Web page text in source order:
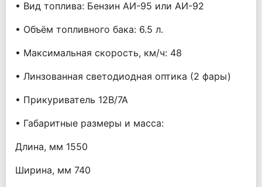
• Вид топлива: Бензин АИ-95 или АИ-92
• Объём топливного бака: 6.5 л.
• Максимальная скорость, км/ч: 48
• Линзованная светодиодная оптика (2 фары)
• Прикуриватель 12В/7А
• Габаритные размеры и масса:
Длина, мм 1550
Ширина, мм 740